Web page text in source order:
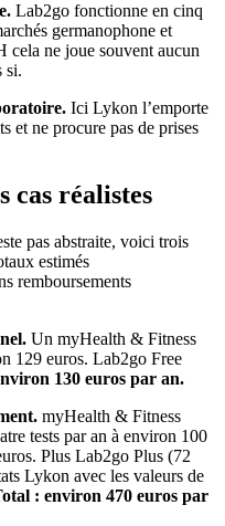
Lab2go fonctionne en cinq
germanophone et
cela ne joue souvent aucun
si.
Ici Lykon l’emporte
et ne procure pas de prises
cas réalistes
pas abstraite, voici trois
estimés
remboursements
Un myHealth & Fitness
129 euros. Lab2go Free
130 euros par an.
myHealth & Fitness
tests par an à environ 100
Plus Lab2go Plus (72
Lykon avec les valeurs de
: environ 470 euros par